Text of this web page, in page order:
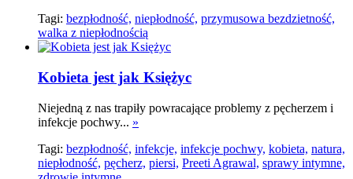
Tagi: bezpłodność, niepłodność, przymusowa bezdzietność,
walka z niepłodnością
Kobieta jest jak Księżyc
Niejedną z nas trapiły powracające problemy z pęcherzem i
infekcje pochwy... »
Tagi: bezpłodność, infekcje, infekcje pochwy, kobieta, natura,
niepłodność, pęcherz, piersi, Preeti Agrawal, sprawy intymne,